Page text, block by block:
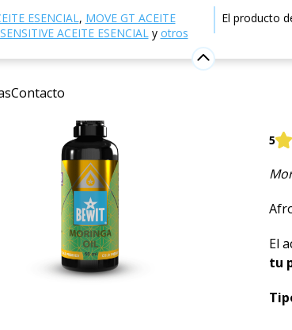
ESENCIAL, MOVE GT ACEITE
ACEITE ESENCIALy otros
El producto
Contacto
electrónica Cosmética natural Cuidado de
5
El
tu